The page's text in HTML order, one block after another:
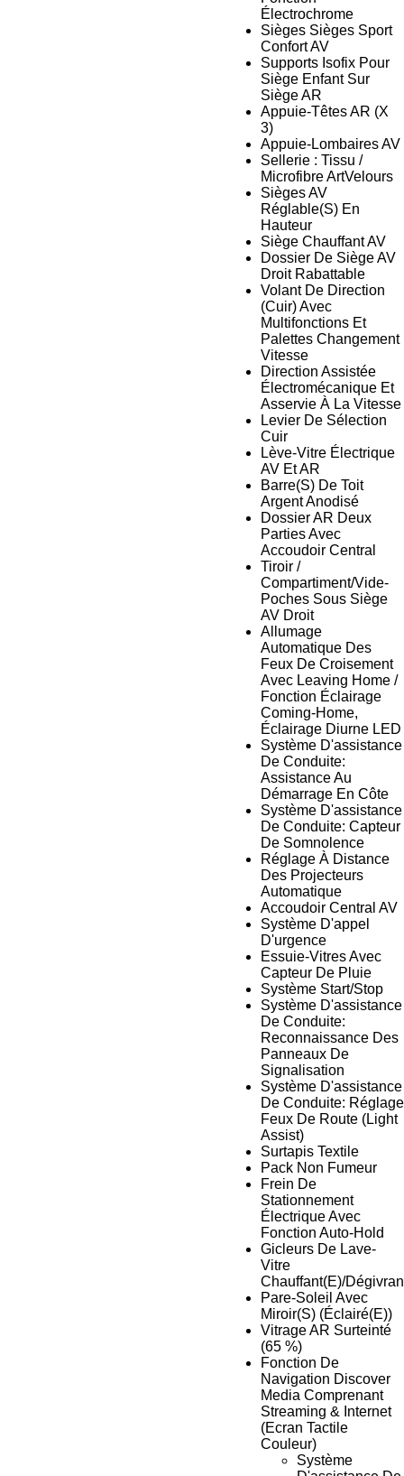
Électrochrome
Sièges Sièges Sport
Confort AV
Supports Isofix Pour
Siège Enfant Sur
Siège AR
Appuie-Têtes AR (X
3)
Appuie-Lombaires AV
Sellerie : Tissu /
Microfibre ArtVelours
Sièges AV
Réglable(S) En
Hauteur
Siège Chauffant AV
Dossier De Siège AV
Droit Rabattable
Volant De Direction
(Cuir) Avec
Multifonctions Et
Palettes Changement
Vitesse
Direction Assistée
Électromécanique Et
Asservie À La Vitesse
Levier De Sélection
Cuir
Lève-Vitre Électrique
AV Et AR
Barre(S) De Toit
Argent Anodisé
Dossier AR Deux
Parties Avec
Accoudoir Central
Tiroir /
Compartiment/Vide-
Poches Sous Siège
AV Droit
Allumage
Automatique Des
Feux De Croisement
Avec Leaving Home /
Fonction Éclairage
Coming-Home,
Éclairage Diurne LED
Système D'assistance
De Conduite:
Assistance Au
Démarrage En Côte
Système D'assistance
De Conduite: Capteur
De Somnolence
Réglage À Distance
Des Projecteurs
Automatique
Accoudoir Central AV
Système D'appel
D'urgence
Essuie-Vitres Avec
Capteur De Pluie
Système Start/Stop
Système D'assistance
De Conduite:
Reconnaissance Des
Panneaux De
Signalisation
Système D'assistance
De Conduite: Réglage
Feux De Route (Light
Assist)
Surtapis Textile
Pack Non Fumeur
Frein De
Stationnement
Électrique Avec
Fonction Auto-Hold
Gicleurs De Lave-
Vitre
Chauffant(E)/
Pare-Soleil Avec
Miroir(S) (Éclairé(E))
Vitrage AR Surteinté
(65 %)
Fonction De
Navigation Discover
Media Comprenant
Streaming & Internet
(Ecran Tactile
Couleur)
Système